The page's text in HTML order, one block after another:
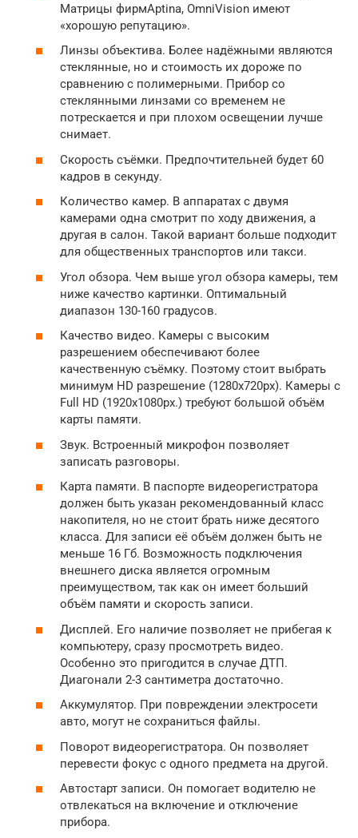
Матрицы фирмAptina, OmniVision имеют
«хорошую репутацию».
Линзы объектива. Более надёжными являются
стеклянные, но и стоимость их дороже по
сравнению с полимерными. Прибор со
стеклянными линзами со временем не
потрескается и при плохом освещении лучше
снимает.
Скорость съёмки. Предпочтительней будет 60
кадров в секунду.
Количество камер. В аппаратах с двумя
камерами одна смотрит по ходу движения, а
другая в салон. Такой вариант больше подходит
для общественных транспортов или такси.
Угол обзора. Чем выше угол обзора камеры, тем
ниже качество картинки. Оптимальный
диапазон 130-160 градусов.
Качество видео. Камеры с высоким
разрешением обеспечивают более
качественную съёмку. Поэтому стоит выбрать
минимум HD разрешение (1280х720px). Камеры с
Full HD (1920х1080px.) требуют большой объём
карты памяти.
Звук. Встроенный микрофон позволяет
записать разговоры.
Карта памяти. В паспорте видеорегистратора
должен быть указан рекомендованный класс
накопителя, но не стоит брать ниже десятого
класса. Для записи её объём должен быть не
меньше 16 Гб. Возможность подключения
внешнего диска является огромным
преимуществом, так как он имеет больший
объём памяти и скорость записи.
Дисплей. Его наличие позволяет не прибегая к
компьютеру, сразу просмотреть видео.
Особенно это пригодится в случае ДТП.
Диагонали 2-3 сантиметра достаточно.
Аккумулятор. При повреждении электросети
авто, могут не сохраниться файлы.
Поворот видеорегистратора. Он позволяет
перевести фокус с одного предмета на другой.
Автостарт записи. Он помогает водителю не
отвлекаться на включение и отключение
прибора.